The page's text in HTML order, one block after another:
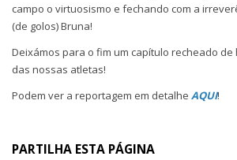
campo o virtuosismo e fechando com a
(de golos) Bruna!
Deixámos para o fim um capítulo recheado
das nossas atletas!
Podem ver a reportagem em detalhe AQUI!
PARTILHA ESTA PÁGINA